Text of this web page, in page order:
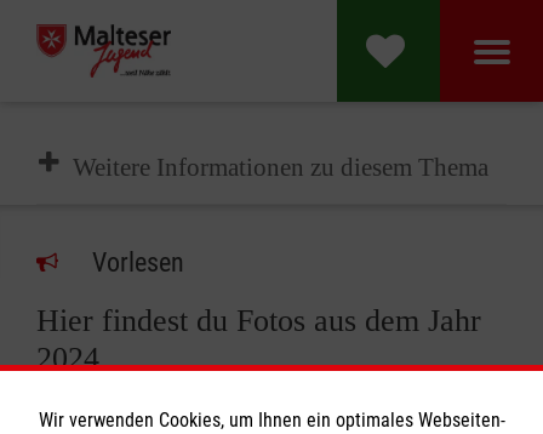
Weitere Informationen zu diesem Thema
Vorlesen
Hier findest du Fotos aus dem Jahr
2024
Wir verwenden Cookies, um Ihnen ein optimales Webseiten-